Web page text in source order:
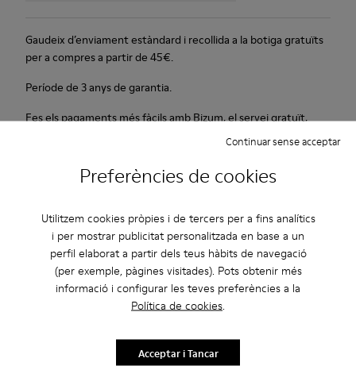
Preferències de cookies
Utilitzem cookies pròpies i de tercers per a fins analítics
i per mostrar publicitat personalitzada en base a un
perfil elaborat a partir dels teus hàbits de navegació
(per exemple, pàgines visitades). Pots obtenir més
informació i configurar les teves preferències a la
Política de cookies.
Continuar sense acceptar
Acceptar i Tancar
Gaudeix d’enviament estàndard i recollida a la botiga gratuïts
per a compres a partir de 45€.
Període de 3 anys de garantia.
Fes els pagaments més fàcils amb Bizum, el servei gratuït,
TWINS en versió sandàlia oberta de color taronja i taronges
pintades a la plantilla i fabricada amb pell de plena flor.
Cura Del Producte
Les nostres sabates es confeccionen amb materials de